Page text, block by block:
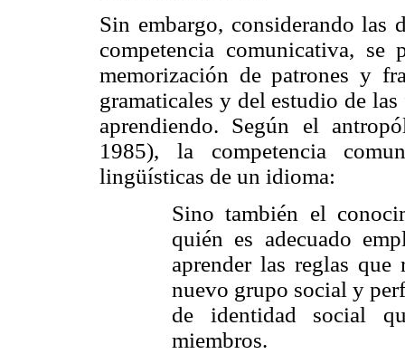
Sin embargo, considerando las
competencia comunicativa,
memorización de patrones y
gramaticales y del estudio de
aprendiendo. Según el
1985), la competencia
lingüísticas de un idioma:
Sino también el
quién es adecuado
aprender las reglas
nuevo grupo social y
de identidad social
miembros.